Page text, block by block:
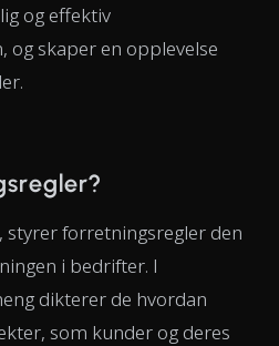
og effektiv
og skaper en opplevelse
, styrer forretningsregler den
i bedrifter. I
dikterer de hvordan
som kunder og deres